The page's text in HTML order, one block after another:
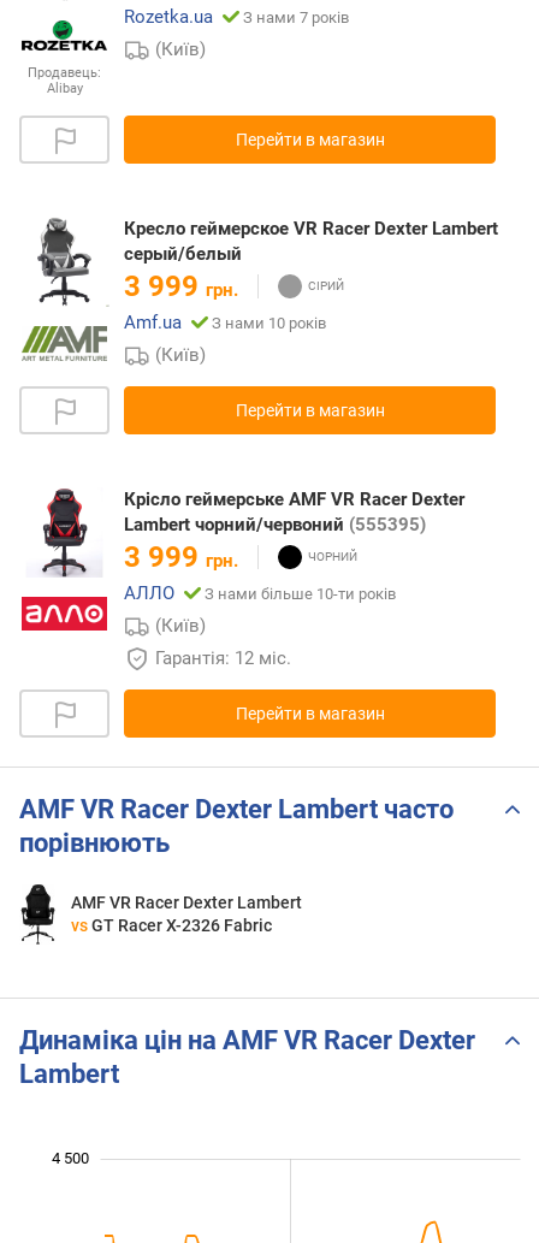
Продавець:
Alibay
Rozetka.ua
З нами 7 років
(Київ)
Перейти в магазин
Кресло геймерское VR Racer Dexter Lambert
серый/белый
3 999 грн.
Amf.ua
З нами 10 років
(Київ)
Перейти в магазин
Крісло геймерське AMF VR Racer Dexter
Lambert чорний/червоний (555395)
3 999 грн.
АЛЛО
З нами більше 10-ти років
(Київ)
Гарантія: 12 міс.
Перейти в магазин
AMF VR Racer Dexter Lambert часто
порівнюють
AMF VR Racer Dexter Lambert
vs GT Racer X-2326 Fabric
Динаміка цін на AMF VR Racer Dexter
Lambert
4 500